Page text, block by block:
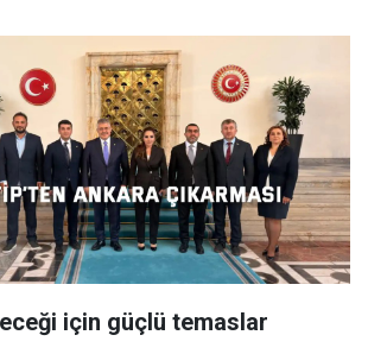
için güçlü temaslar